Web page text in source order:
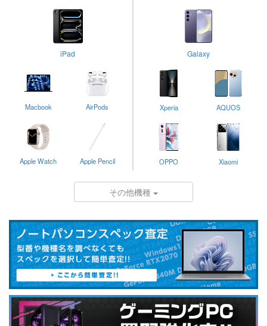
iPad
Macbook AirPods
Apple Watch Apple Pencil
Galaxy
Xperia AQUOS
OPPO Xiaomi
その他機種